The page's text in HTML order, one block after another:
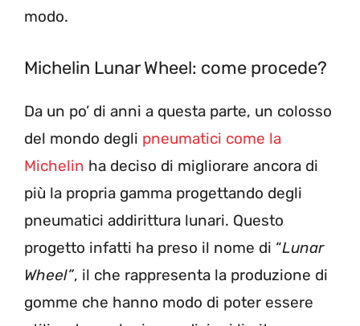
modo.
Michelin Lunar Wheel: come procede?
Da un po’ di anni a questa parte, un colosso
del mondo degli pneumatici come la
Michelin ha deciso di migliorare ancora di
più la propria gamma progettando degli
pneumatici addirittura lunari. Questo
progetto infatti ha preso il nome di “Lunar
Wheel”, il che rappresenta la produzione di
gomme che hanno modo di poter essere